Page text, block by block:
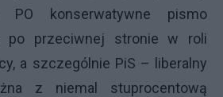
PO konserwatywne pismo
po przeciwnej stronie w roli
a szczególnie PiS – liberalny
z niemal stuprocentową